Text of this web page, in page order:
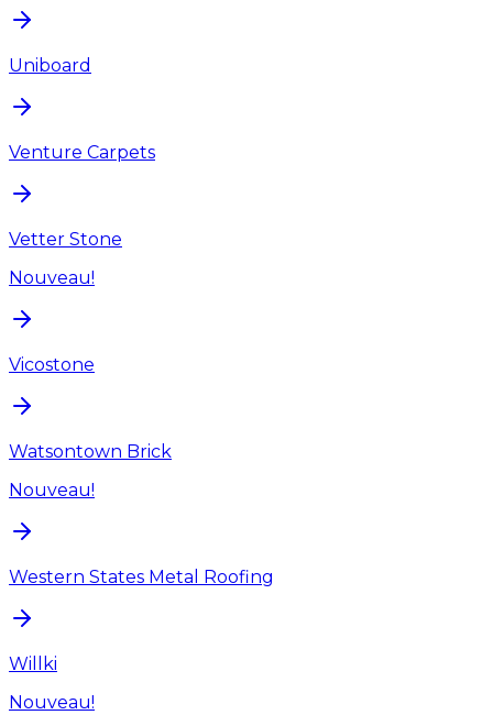
Uniboard
Venture Carpets
Vetter Stone
Nouveau!
Vicostone
Watsontown Brick
Nouveau!
Western States Metal Roofing
Willki
Nouveau!